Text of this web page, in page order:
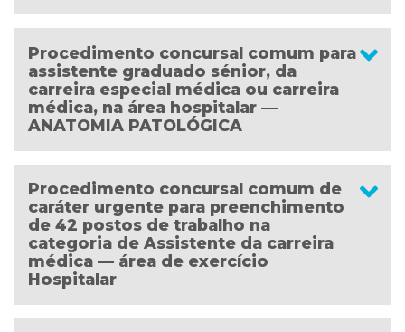
Procedimento concursal comum para
assistente graduado sénior, da
carreira especial médica ou carreira
médica, na área hospitalar ―
ANATOMIA PATOLÓGICA
Procedimento concursal comum de
caráter urgente para preenchimento
de 42 postos de trabalho na
categoria de Assistente da carreira
médica — área de exercício
Hospitalar